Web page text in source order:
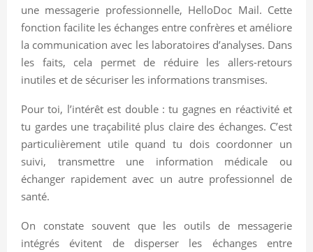
une messagerie professionnelle, HelloDoc Mail. Cette
fonction facilite les échanges entre confrères et améliore
la communication avec les laboratoires d’analyses. Dans
les faits, cela permet de réduire les allers-retours
inutiles et de sécuriser les informations transmises.
Pour toi, l’intérêt est double : tu gagnes en réactivité et
tu gardes une traçabilité plus claire des échanges. C’est
particulièrement utile quand tu dois coordonner un
suivi, transmettre une information médicale ou
échanger rapidement avec un autre professionnel de
santé.
On constate souvent que les outils de messagerie
intégrés évitent de disperser les échanges entre